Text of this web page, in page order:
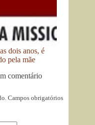
dois anos, é
pela mãe
comentário
Campos obrigatórios